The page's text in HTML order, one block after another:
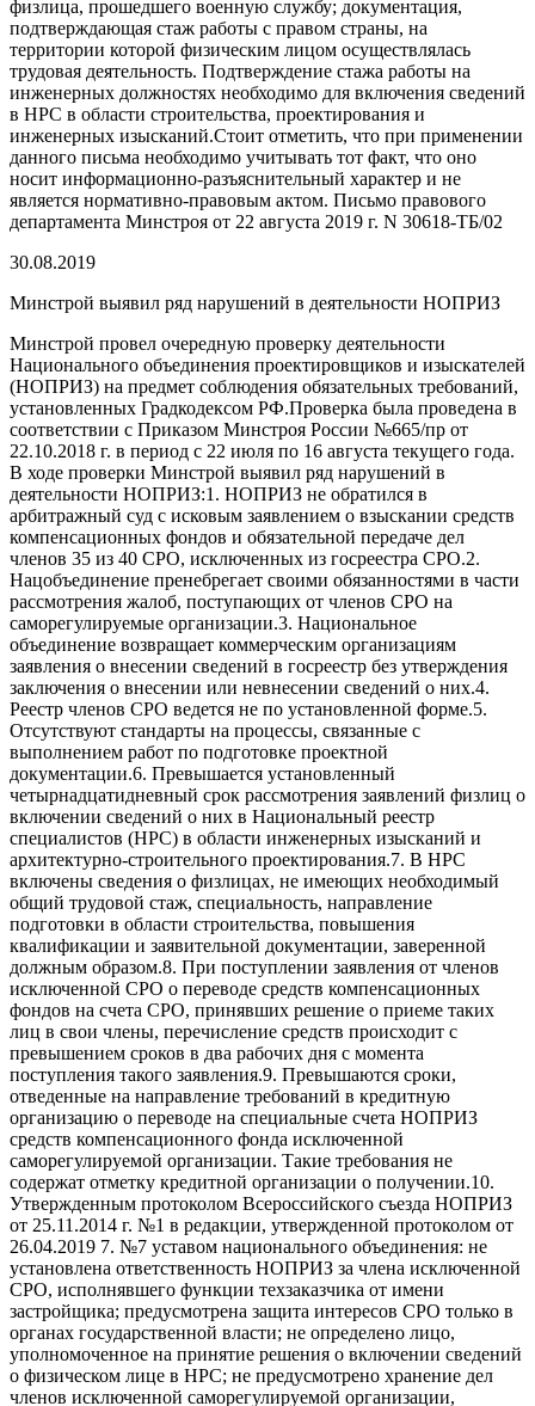
физлица, прошедшего военную службу; документация,
подтверждающая стаж работы с правом страны, на
территории которой физическим лицом осуществлялась
трудовая деятельность. Подтверждение стажа работы на
инженерных должностях необходимо для включения сведений
в НРС в области строительства, проектирования и
инженерных изысканий.Стоит отметить, что при применении
данного письма необходимо учитывать тот факт, что оно
носит информационно-разъяснительный характер и не
является нормативно-правовым актом. Письмо правового
департамента Минстроя от 22 августа 2019 г. N 30618-ТБ/02
30.08.2019
Минстрой выявил ряд нарушений в деятельности НОПРИЗ
Минстрой провел очередную проверку деятельности
Национального объединения проектировщиков и изыскателей
(НОПРИЗ) на предмет соблюдения обязательных требований,
установленных Градкодексом РФ.Проверка была проведена в
соответствии с Приказом Минстроя России №665/пр от
22.10.2018 г. в период с 22 июля по 16 августа текущего года.
В ходе проверки Минстрой выявил ряд нарушений в
деятельности НОПРИЗ:1. НОПРИЗ не обратился в
арбитражный суд с исковым заявлением о взыскании средств
компенсационных фондов и обязательной передаче дел
членов 35 из 40 СРО, исключенных из госреестра СРО.2.
Нацобъединение пренебрегает своими обязанностями в части
рассмотрения жалоб, поступающих от членов СРО на
саморегулируемые организации.3. Национальное
объединение возвращает коммерческим организациям
заявления о внесении сведений в госреестр без утверждения
заключения о внесении или невнесении сведений о них.4.
Реестр членов СРО ведется не по установленной форме.5.
Отсутствуют стандарты на процессы, связанные с
выполнением работ по подготовке проектной
документации.6. Превышается установленный
четырнадцатидневный срок рассмотрения заявлений физлиц о
включении сведений о них в Национальный реестр
специалистов (НРС) в области инженерных изысканий и
архитектурно-строительного проектирования.7. В НРС
включены сведения о физлицах, не имеющих необходимый
общий трудовой стаж, специальность, направление
подготовки в области строительства, повышения
квалификации и заявительной документации, заверенной
должным образом.8. При поступлении заявления от членов
исключенной СРО о переводе средств компенсационных
фондов на счета СРО, принявших решение о приеме таких
лиц в свои члены, перечисление средств происходит с
превышением сроков в два рабочих дня с момента
поступления такого заявления.9. Превышаются сроки,
отведенные на направление требований в кредитную
организацию о переводе на специальные счета НОПРИЗ
средств компенсационного фонда исключенной
саморегулируемой организации. Такие требования не
содержат отметку кредитной организации о получении.10.
Утвержденным протоколом Всероссийского съезда НОПРИЗ
от 25.11.2014 г. №1 в редакции, утвержденной протоколом от
26.04.2019 7. №7 уставом национального объединения: не
установлена ответственность НОПРИЗ за члена исключенной
СРО, исполнявшего функции техзаказчика от имени
застройщика; предусмотрена защита интересов СРО только в
органах государственной власти; не определено лицо,
уполномоченное на принятие решения о включении сведений
о физическом лице в НРС; не предусмотрено хранение дел
членов исключенной саморегулируемой организации,